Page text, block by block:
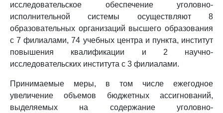
исследовательское обеспечение уголовно-
исполнительной системы осуществляют 8
образовательных организаций высшего образования
с 7 филиалами, 74 учебных центра и пункта, институт
повышения квалификации и 2 научно-
исследовательских института с 3 филиалами.
Принимаемые меры, в том числе ежегодное
увеличение объемов бюджетных ассигнований,
выделяемых на содержание уголовно-